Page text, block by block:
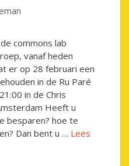
commons lab
vanaf heden
er op 28 februari een
in de Ru Paré
in de Chris
Heeft u
besparen? hoe te
Dan bent u … Lees